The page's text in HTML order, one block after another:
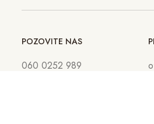
POZOVITE NAS
060 0252 989